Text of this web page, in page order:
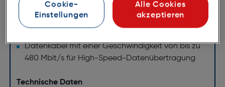
Besonders stabile Aluminium-Stecker mit spezieller
Zugentlastung vermeiden ein Verbiegen oder
Datenkabel mit einer Geschwindigkeit von bis zu
480 Mbit/s für High-Speed-Datenübertragung
Technische Daten
Cookie-
Einstellungen
Alle Cookies
akzeptieren